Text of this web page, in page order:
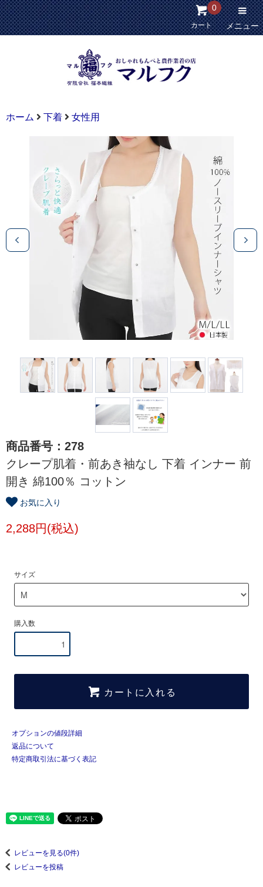
カート
0
メニュー
ホーム 下着 女性用
商品番号：278
クレープ肌着・前あき袖なし 下着 インナー 前
開き 綿100％ コットン
お気に入り
2,288円(税込)
サイズ
購入数
カートに入れる
オプションの値段詳細
返品について
特定商取引法に基づく表記
レビューを見る(0件)
レビューを投稿